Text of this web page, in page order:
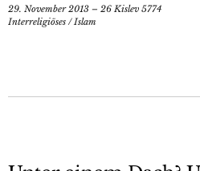
29. November 2013 – 26 Kislev 5774
Interreligiöses / Islam